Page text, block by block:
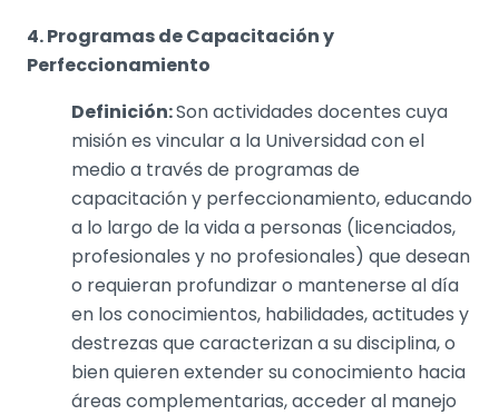
4. Programas de Capacitación y
Perfeccionamiento
Definición:Son actividades docentes cuya
misión es vincular a la Universidad con el
medio a través de programas de
capacitación y perfeccionamiento, educando
a lo largo de la vida a personas (licenciados,
profesionales y no profesionales) que desean
o requieran profundizar o mantenerse al día
en los conocimientos, habilidades, actitudes y
destrezas que caracterizan a su disciplina, o
bien quieren extender su conocimiento hacia
áreas complementarias, acceder al manejo